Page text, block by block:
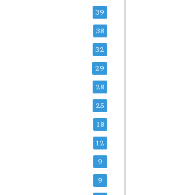
39
38
32
29
28
25
18
12
9
9